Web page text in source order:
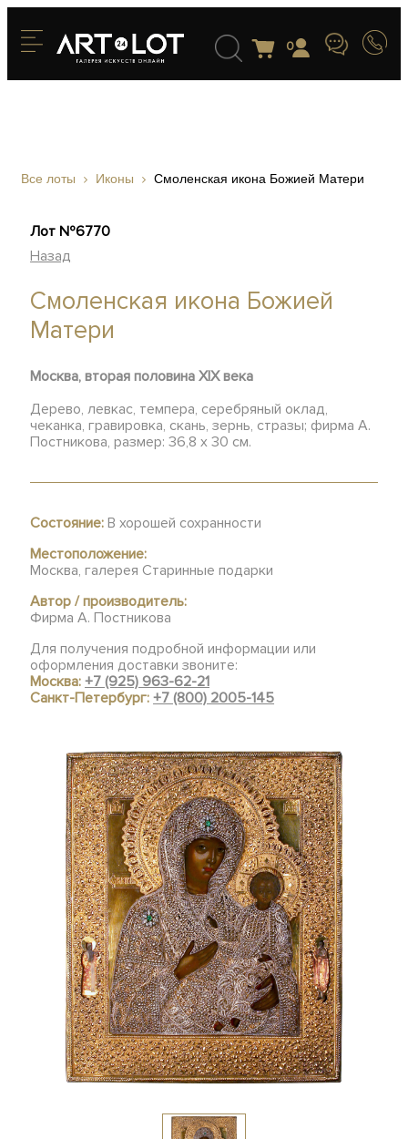
0
Все лоты Иконы Смоленская икона Божией Матери
Лот №6770
Назад
Смоленская икона Божией
Матери
Москва, вторая половина XIX века
Дерево, левкас, темпера, серебряный оклад,
чеканка, гравировка, скань, зернь, стразы; фирма А.
Постникова, размер: 36,8 х 30 см.
Состояние: В хорошей сохранности
Местоположение:
Москва, галерея Старинные подарки
Автор / производитель:
Фирма А. Постникова
Для получения подробной информации или
оформления доставки звоните:
Москва:+7 (925) 963-62-21
Санкт-Петербург:+7 (800) 2005-145